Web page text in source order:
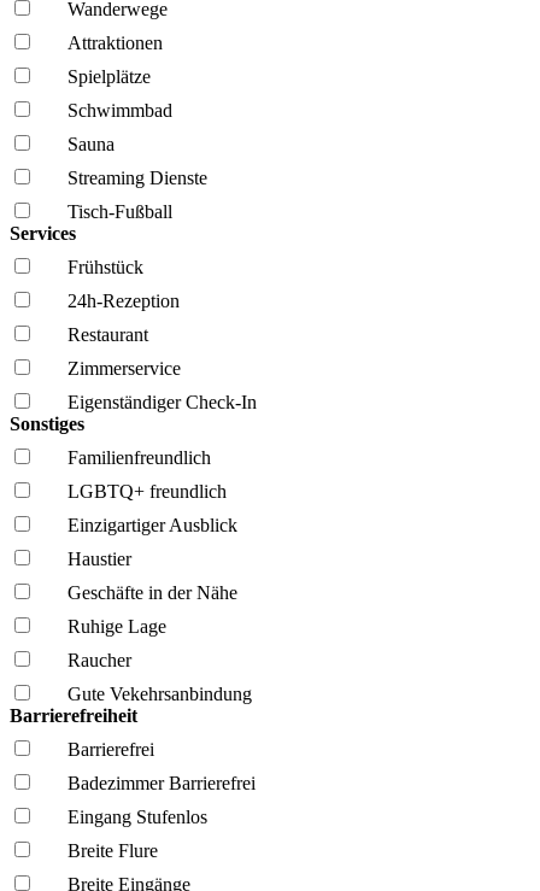
Wanderwege
Attraktionen
Spielplätze
Schwimmbad
Sauna
Streaming Dienste
Tisch-Fußball
Services
Frühstück
24h-Rezeption
Restaurant
Zimmerservice
Eigenständiger Check-In
Sonstiges
Familien­freundlich
LGBTQ+ freundlich
Einzigartiger Ausblick
Haustier
Geschäfte in der Nähe
Ruhige Lage
Raucher
Gute Vekehrsanbindung
Barrierefreiheit
Barrierefrei
Badezimmer Barrierefrei
Eingang Stufenlos
Breite Flure
Breite Eingänge